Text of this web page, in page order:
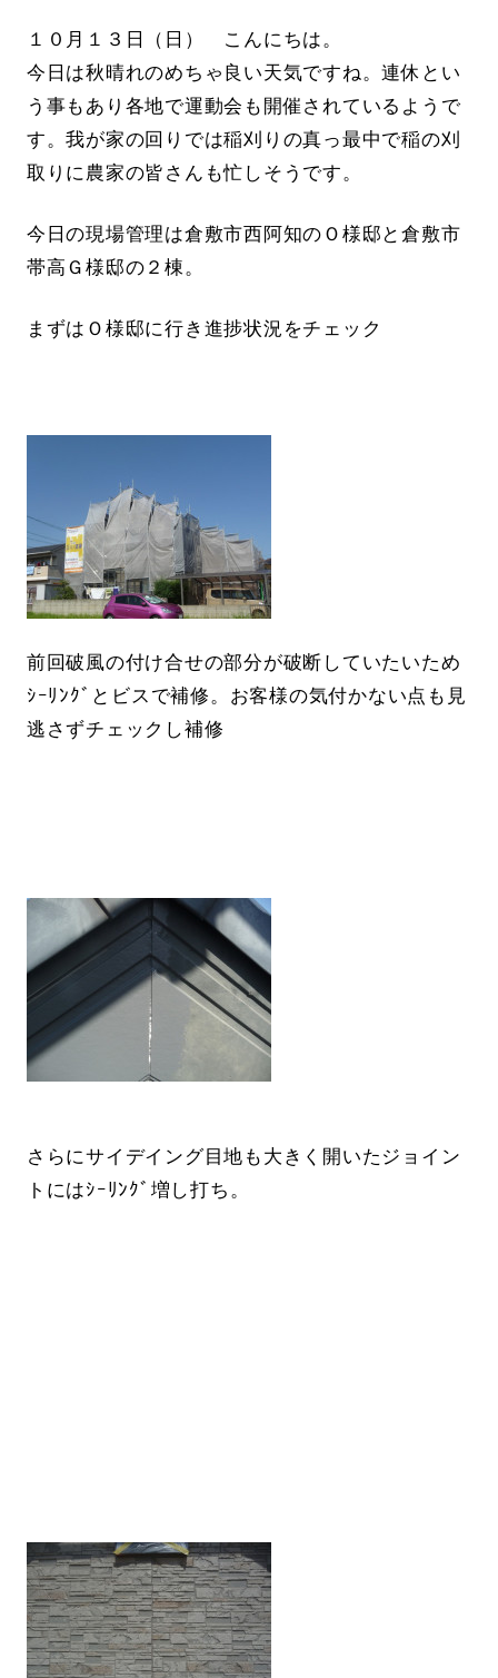
１０月１３日（日） こんにちは。
今日は秋晴れのめちゃ良い天気ですね。連休とい
う事もあり各地で運動会も開催されているようで
す。我が家の回りでは稲刈りの真っ最中で稲の刈
取りに農家の皆さんも忙しそうです。
今日の現場管理は倉敷市西阿知のＯ様邸と倉敷市
帯高Ｇ様邸の２棟。
まずはＯ様邸に行き進捗状況をチェック
前回破風の付け合せの部分が破断していたいため
ｼｰﾘﾝｸﾞとビスで補修。お客様の気付かない点も見
逃さずチェックし補修
さらにサイデイング目地も大きく開いたジョイン
トにはｼｰﾘﾝｸﾞ増し打ち。